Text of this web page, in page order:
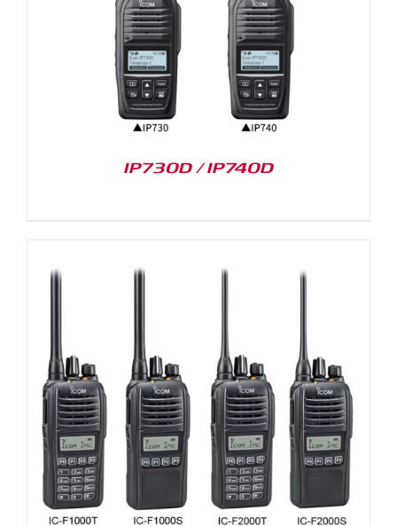
IP730D / IP740D